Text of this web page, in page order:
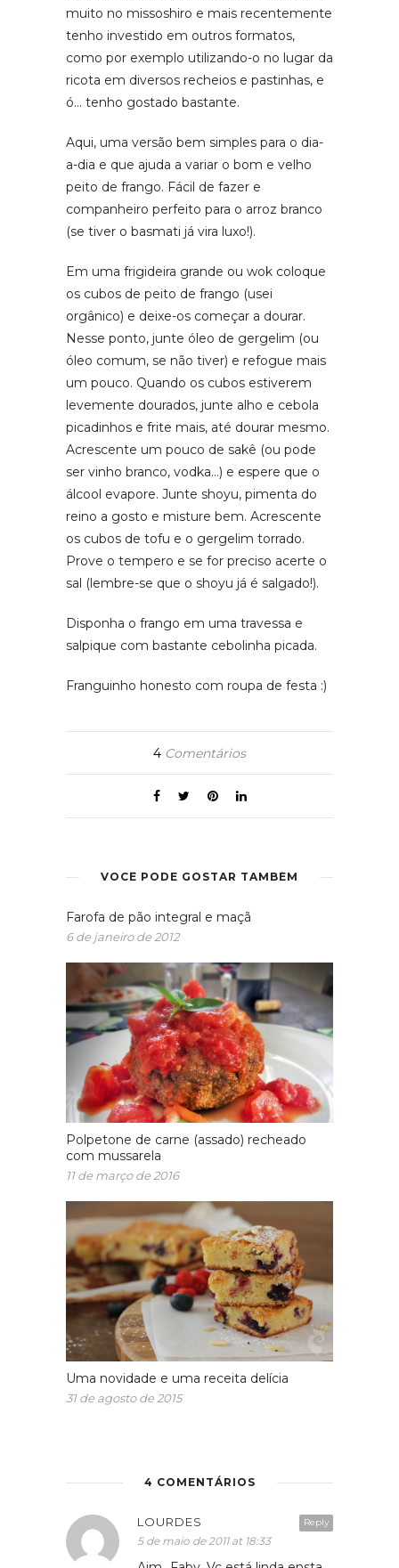
muito no missoshiro e mais recentemente
tenho investido em outros formatos,
como por exemplo utilizando-o no lugar da
ricota em diversos recheios e pastinhas, e
ó… tenho gostado bastante.
Aqui, uma versão bem simples para o dia-
a-dia e que ajuda a variar o bom e velho
peito de frango. Fácil de fazer e
companheiro perfeito para o arroz branco
(se tiver o basmati já vira luxo!).
Em uma frigideira grande ou wok coloque
os cubos de peito de frango (usei
orgânico) e deixe-os começar a dourar.
Nesse ponto, junte óleo de gergelim (ou
óleo comum, se não tiver) e refogue mais
um pouco. Quando os cubos estiverem
levemente dourados, junte alho e cebola
picadinhos e frite mais, até dourar mesmo.
Acrescente um pouco de sakê (ou pode
ser vinho branco, vodka…) e espere que o
álcool evapore. Junte shoyu, pimenta do
reino a gosto e misture bem. Acrescente
os cubos de tofu e o gergelim torrado.
Prove o tempero e se for preciso acerte o
sal (lembre-se que o shoyu já é salgado!).
Disponha o frango em uma travessa e
salpique com bastante cebolinha picada.
Franguinho honesto com roupa de festa :)
4 Comentários
VOCÊ PODE GOSTAR TAMBÉM
Farofa de pão integral e maçã
6 de janeiro de 2012
Polpetone de carne (assado) recheado
com mussarela
11 de março de 2016
Uma novidade e uma receita delícia
31 de agosto de 2015
4 COMENTÁRIOS
Reply
LOURDES
5 de maio de 2011 at 18:33